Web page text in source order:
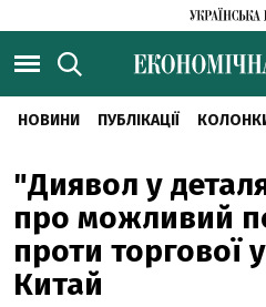
НОВИНИ ПУБЛІКАЦІЇ
"Диявол у
про можливий
проти торгової
Китай